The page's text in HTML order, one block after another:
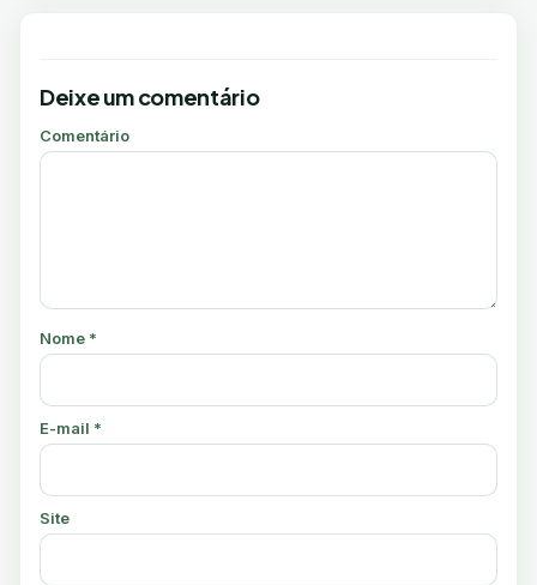
Deixe um comentário
Comentário
Nome *
E-mail *
Site